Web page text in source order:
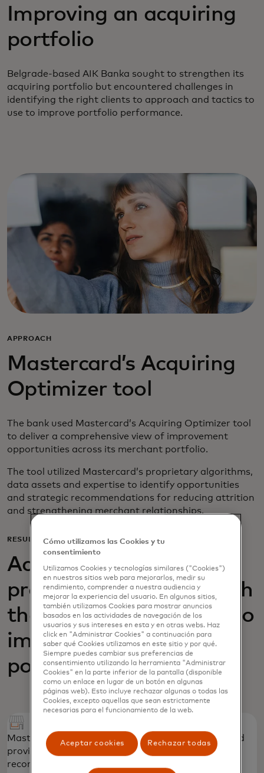
Improving an acquiring
portfolio
Belgrade-based AIK Banka sought to strengthen its
acquiring portfolio but encountered challenges in
identifying the right clients to approach and tactics to
use to improve portfolio performance.
APPROACH
Mastercard’s Acquiring
Optimizer tool
The bank used Mastercard’s Acquiring Optimizer tool
to deliver a comprehensive view of improvement
opportunities across its merchant portfolio.
The tool utilized Mastercard’s proprietary algorithms,
data assets and expertise to identify opportunities
and strategic recommendations for reducing attrition
and strengthening merchant relationships.
RESULTS
Acquiring Optimizer
provided AIK Banka with
the necessary insights to
improve its acquiring
portfolio
Mastercard identified priority merchant groups and
provided “quick win,” tactical strategic
recommendations to strengthen the portfolio.
Cómo utilizamos las Cookies y tu
consentimiento
Utilizamos Cookies y tecnologías similares ("Cookies")
en nuestros sitios web para mejorarlos, medir su
rendimiento, comprender a nuestra audiencia y
mejorar la experiencia del usuario. En algunos sitios,
también utilizamos Cookies para mostrar anuncios
basados ​​en las actividades de navegación de los
usuarios y sus intereses en esta y en otras webs. Haz
click en "Administrar Cookies" a continuación para
saber qué Cookies utilizamos en este sitio y por qué.
Siempre puedes cambiar sus preferencias de
consentimiento utilizando la herramienta "Administrar
Cookies" en la parte inferior de la pantalla (disponible
como un enlace en lugar de un botón en algunas
páginas web). Esto incluye rechazar algunas o todas las
Cookies, excepto aquellas que sean estrictamente
necesarias para el funcionamiento de la web.
Aceptar cookies Rechazar todas